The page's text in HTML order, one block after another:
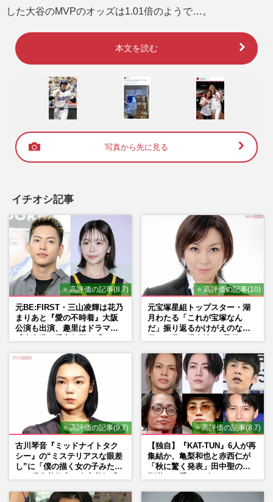
した大谷のMVPのオッズは1.01倍のようで…。
本文を読む
写真から先に見る
イチオシ記事
⭐ 高評価の記事(8.7)
元BE:FIRST・三山凌輝は花乃
まりあと『愛の不時着』大阪
公演も出演、趣里はドラマ
⭐ 高評価の記事(10)
元宝塚星組トップスター・湖
月わたる「これが宝塚なん
だ」振り返るかけがえのない
⭐ 高評価の記事(9.7)
古川琴音『ミッドナイトタク
シー』の“ミステリアスな眼差
し”に「僕の描く女の子みた
⭐ 高評価の記事(8.7)
【独自】『KAT-TUN』6人が再
集結か、亀梨和也と赤西仁が
「秋に驚く発表」田中聖の刑